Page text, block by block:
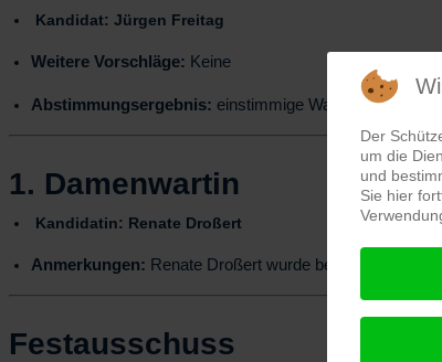
Kandidat: Jürgen Freitag
Weitere Vorschläge: Keine
Abstimmungsergebnis: einstimmige Wahl
1. Damenwartin
Kandidatin: Renate Droßert
Anmerkungen: Renate Droßert wurde bereits bei der
Festausschuss
Der
um die
und
Sie hier